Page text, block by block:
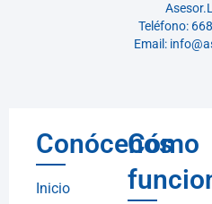
Teléfono:
Email:
Conócenos
Inicio
Cómo